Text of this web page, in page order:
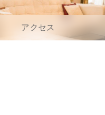
アクセス